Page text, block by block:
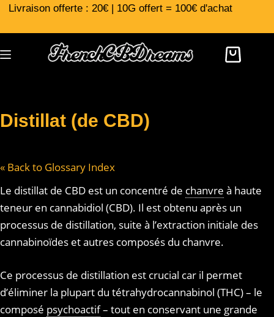
Livraison offerte : 20€ | 10G offert = 100€ d'achat
Distillat (de CBD)
« Back to Glossary Index
Le distillat de CBD est un concentré de chanvre à haute
teneur en cannabidiol (CBD). Il est obtenu après un
processus de distillation, suite à l’extraction initiale des
cannabinoïdes et autres composés du chanvre.
Ce processus de distillation est crucial car il permet
d’éliminer la plupart du tétrahydrocannabinol (THC) – le
composé psychoactif– tout en conservant une grande